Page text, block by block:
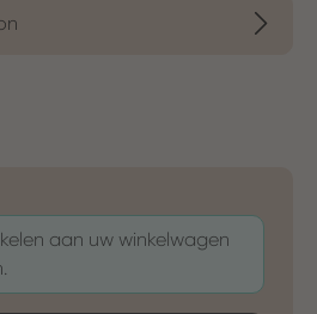
aan uw winkelwagen